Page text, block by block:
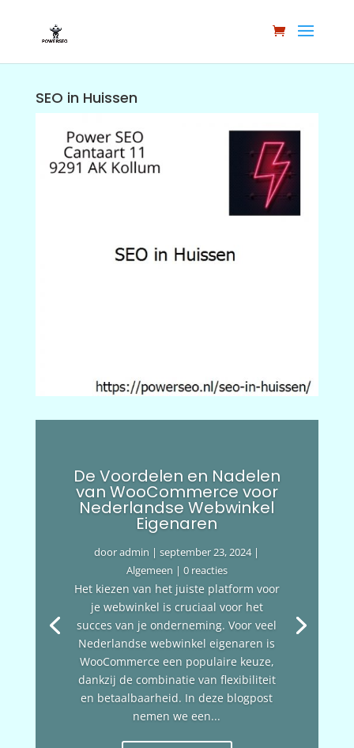
SEO in Huissen
De Voordelen en Nadelen
van WooCommerce voor
Nederlandse Webwinkel
Eigenaren
dooradmin |september 23, 2024|
Algemeen | 0 reacties
Het kiezen van het juiste platform voor
je webwinkel is cruciaal voor het
succes van je onderneming. Voor veel
Nederlandse webwinkel eigenaren is
WooCommerce een populaire keuze,
dankzij de combinatie van flexibiliteit
en betaalbaarheid. In deze blogpost
nemen we een...